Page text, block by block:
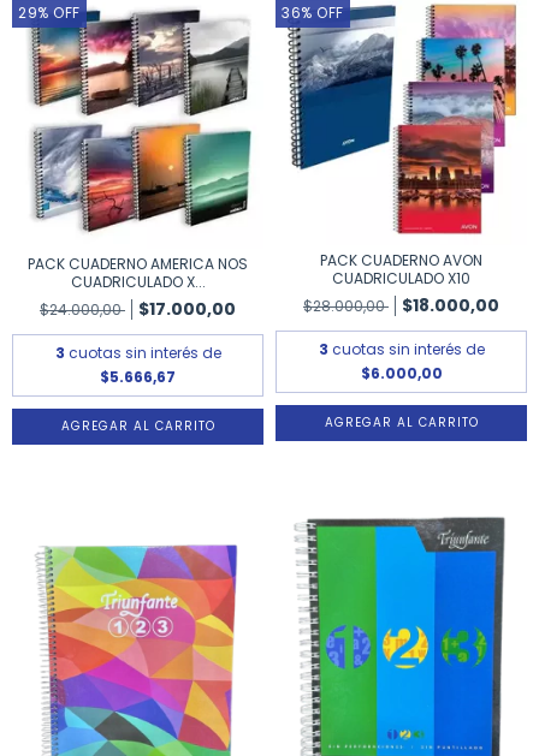
29% OFF
PACK CUADERNO AMERICA NOS
CUADRICULADO X...
$24.000,00
$17.000,00
3 cuotas sin interés de
$5.666,67
36% OFF
PACK CUADERNO AVON
CUADRICULADO X10
$28.000,00
$18.000,00
3 cuotas sin interés de
$6.000,00